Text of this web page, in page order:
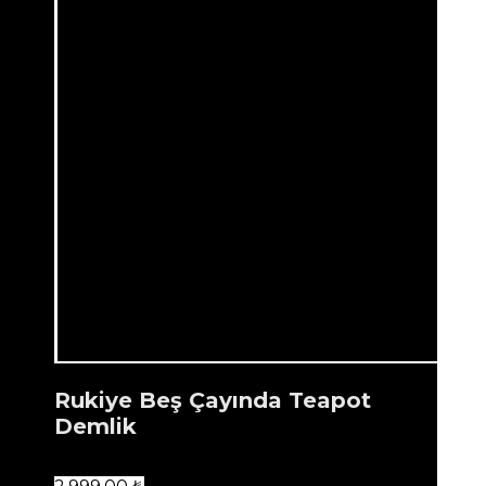
Rukiye Beş Çayında Teapot
Demlik